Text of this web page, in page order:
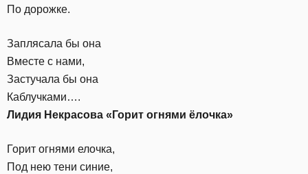
По дорожке.
Заплясала бы она
Вместе с нами,
Застучала бы она
Каблучками….
Лидия Некрасова «Горит огнями ёлочка»
Горит огнями елочка,
Под нею тени синие,